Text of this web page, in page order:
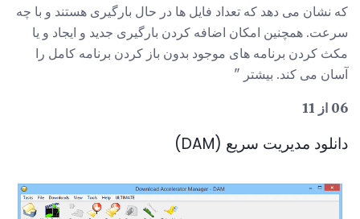
که نشان می دهد که تعداد فایل ها در حال بارگیری هستند و با چه
سرعت. همچنین امکان اضافه کردن بارگیری جدید و ایجاد و یا
مکث کردن برنامه های موجود بدون باز کردن برنامه کامل را
آسان می کند. بیشتر "
06 از 11
دانلود مدیریت سریع (DAM)